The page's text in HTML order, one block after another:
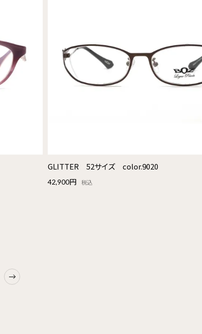
GLITTER 52サイズ color.9020
42,900円 税込